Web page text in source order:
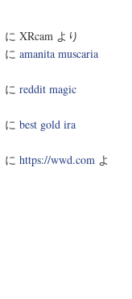
に XRcam より
に amanita muscaria
に reddit magic
に best gold ira
に https://wwd.com よ